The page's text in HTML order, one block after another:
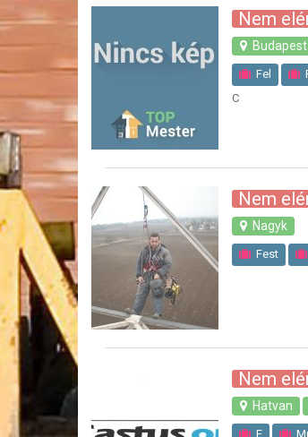
Nem
Budapest
Fel
C
Nem
Nagyk
Fest
Nem
Hatvan
F